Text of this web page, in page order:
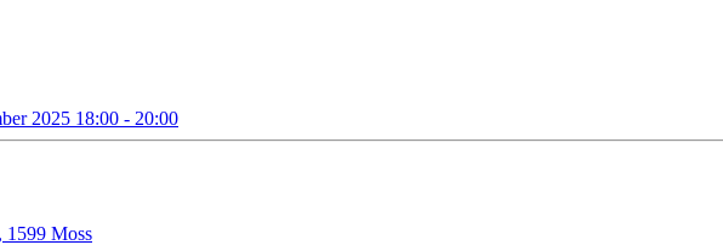
2025 18:00 - 20:00
, 1599 Moss